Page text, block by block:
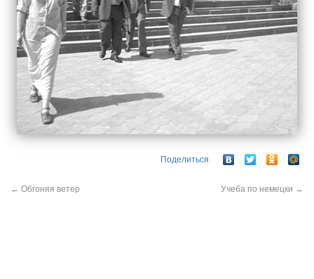
Поделиться
← Обгоняя ветер Учеба по немецки →